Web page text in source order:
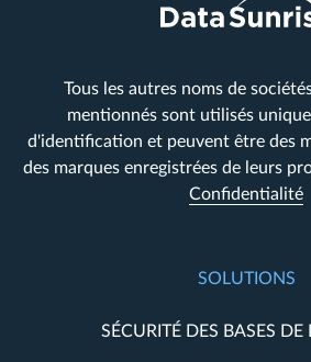
Tous les autres noms de
mentionnés sont utilisés
d'identification et peuvent être des
des marques enregistrées de leurs
Confidentialité
SOLUTIONS
SÉCURITÉ DES BASES DE